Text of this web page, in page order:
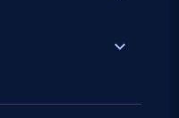
expand_more